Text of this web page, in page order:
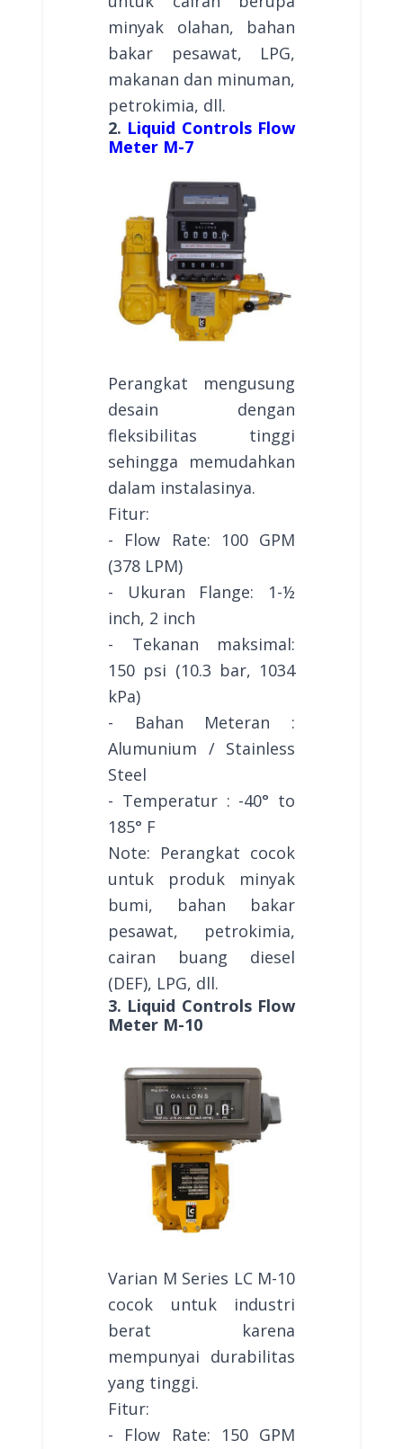
minyak olahan, bahan
bakar pesawat, LPG,
makanan dan minuman,
petrokimia, dll.
2. Liquid Controls Flow
Meter M-7
Perangkat mengusung
desain dengan
fleksibilitas tinggi
sehingga memudahkan
dalam instalasinya.
Fitur:
- Flow Rate: 100 GPM
(378 LPM)
- Ukuran Flange: 1-½
inch, 2 inch
- Tekanan maksimal:
150 psi (10.3 bar, 1034
kPa)
- Bahan Meteran :
Alumunium / Stainless
Steel
- Temperatur : -40° to
185° F
Note: Perangkat cocok
untuk produk minyak
bumi, bahan bakar
pesawat, petrokimia,
cairan buang diesel
(DEF), LPG, dll.
3. Liquid Controls Flow
Meter M-10
Varian M Series LC M-10
cocok untuk industri
berat karena
mempunyai durabilitas
yang tinggi.
Fitur:
- Flow Rate: 150 GPM